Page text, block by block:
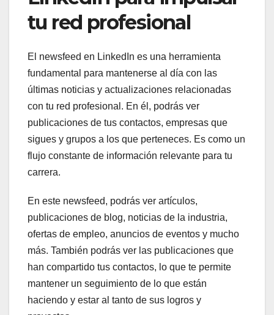
tu red profesional
El newsfeed en LinkedIn es una herramienta
fundamental para mantenerse al día con las
últimas noticias y actualizaciones relacionadas
con tu red profesional. En él, podrás ver
publicaciones de tus contactos, empresas que
sigues y grupos a los que perteneces. Es como un
flujo constante de información relevante para tu
carrera.
En este newsfeed, podrás ver artículos,
publicaciones de blog, noticias de la industria,
ofertas de empleo, anuncios de eventos y mucho
más. También podrás ver las publicaciones que
han compartido tus contactos, lo que te permite
mantener un seguimiento de lo que están
haciendo y estar al tanto de sus logros y